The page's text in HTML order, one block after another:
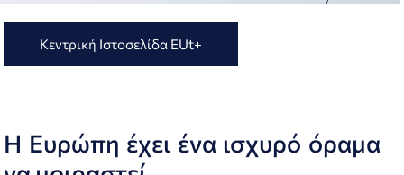
Κεντρική Ιστοσελίδα EUt+
Η Ευρώπη έχει ένα ισχυρό όραμα